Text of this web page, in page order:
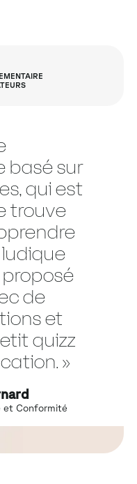
basé sur
qui est
trouve
de
et
quizz
»
et Conformité